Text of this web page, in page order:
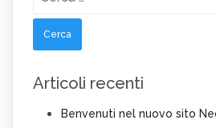
Articoli recenti
Benvenuti nel nuovo sito